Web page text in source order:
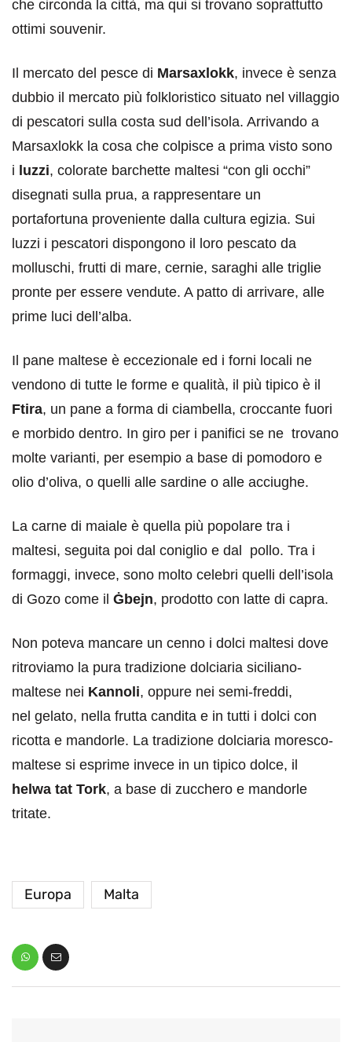
che circonda la città, ma qui si trovano soprattutto
ottimi souvenir.
Il mercato del pesce di Marsaxlokk, invece è senza
dubbio il mercato più folkloristico situato nel villaggio
di pescatori sulla costa sud dell’isola. Arrivando a
Marsaxlokk la cosa che colpisce a prima visto sono
i luzzi, colorate barchette maltesi “con gli occhi”
disegnati sulla prua, a rappresentare un
portafortuna proveniente dalla cultura egizia. Sui
luzzi i pescatori dispongono il loro pescato da
molluschi, frutti di mare, cernie, saraghi alle triglie
pronte per essere vendute. A patto di arrivare, alle
prime luci dell’alba.
Il pane maltese è eccezionale ed i forni locali ne
vendono di tutte le forme e qualità, il più tipico è il
Ftira, un pane a forma di ciambella, croccante fuori
e morbido dentro. In giro per i panifici se ne trovano
molte varianti, per esempio a base di pomodoro e
olio d’oliva, o quelli alle sardine o alle acciughe.
La carne di maiale è quella più popolare tra i
maltesi, seguita poi dal coniglio e dal pollo. Tra i
formaggi, invece, sono molto celebri quelli dell’isola
di Gozo come il Ġbejn, prodotto con latte di capra.
Non poteva mancare un cenno i dolci maltesi dove
ritroviamo la pura tradizione dolciaria siciliano-
maltese nei Kannoli, oppure nei semi-freddi,
nel gelato, nella frutta candita e in tutti i dolci con
ricotta e mandorle. La tradizione dolciaria moresco-
maltese si esprime invece in un tipico dolce, il
helwa tat Tork, a base di zucchero e mandorle
tritate.
Europa Malta